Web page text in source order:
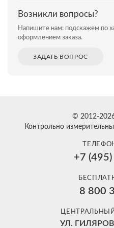
Возникли вопросы?
Напишите нам: подскажем по
оформлением заказа.
ЗАДАТЬ ВОПРОС
© 2012-
Контрольно
+7
8 800
УЛ.